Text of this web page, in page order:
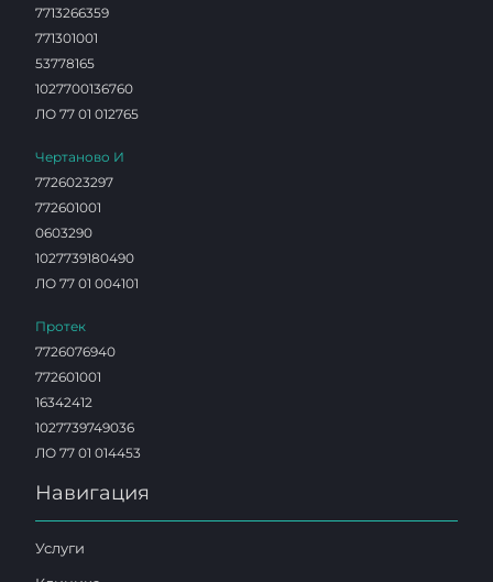
7713266359
771301001
53778165
1027700136760
ЛО 77 01 012765
Чертаново И
7726023297
772601001
0603290
1027739180490
ЛО 77 01 004101
Протек
7726076940
772601001
16342412
1027739749036
ЛО 77 01 014453
Навигация
Услуги